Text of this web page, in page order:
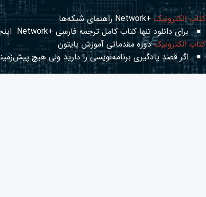
کتاب الکترونیک +Network راهنمای شبکه‌ها
برای دانلود تنها کتاب کامل ترجمه فارسی +Network
کتاب الکترونیکدوره مقدماتی آموزش پایتون
اگر قصد یادگیری برنامه‌نویسی را دارید ولی هیچ